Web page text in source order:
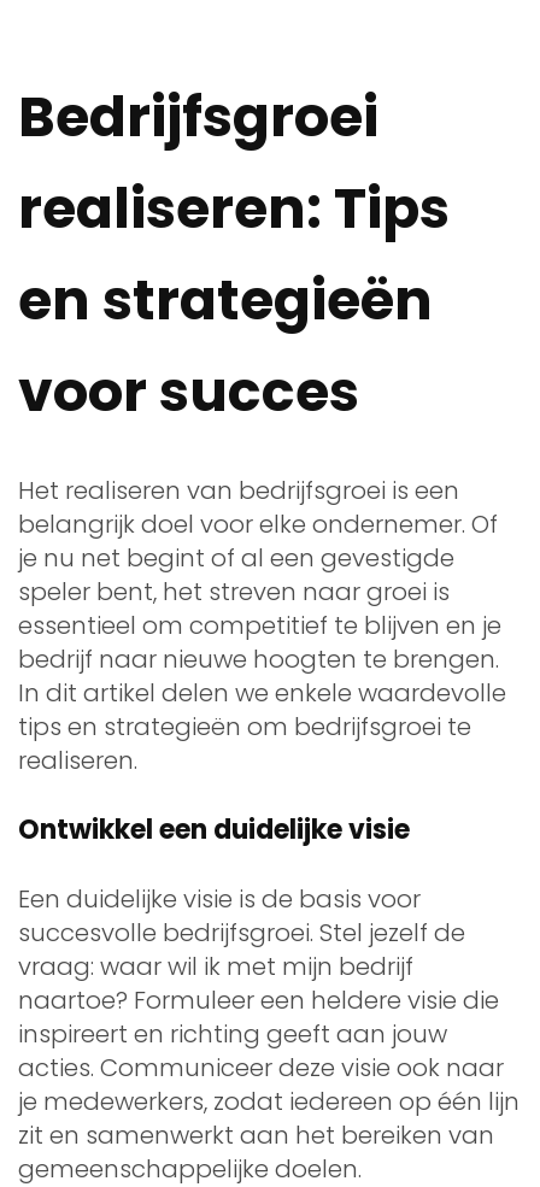
Bedrijfsgroei
realiseren: Tips
en strategieën
voor succes
Het realiseren van bedrijfsgroei is een
belangrijk doel voor elke ondernemer. Of
je nu net begint of al een gevestigde
speler bent, het streven naar groei is
essentieel om competitief te blijven en je
bedrijf naar nieuwe hoogten te brengen.
In dit artikel delen we enkele waardevolle
tips en strategieën om bedrijfsgroei te
realiseren.
Ontwikkel een duidelijke visie
Een duidelijke visie is de basis voor
succesvolle bedrijfsgroei. Stel jezelf de
vraag: waar wil ik met mijn bedrijf
naartoe? Formuleer een heldere visie die
inspireert en richting geeft aan jouw
acties. Communiceer deze visie ook naar
je medewerkers, zodat iedereen op één lijn
zit en samenwerkt aan het bereiken van
gemeenschappelijke doelen.